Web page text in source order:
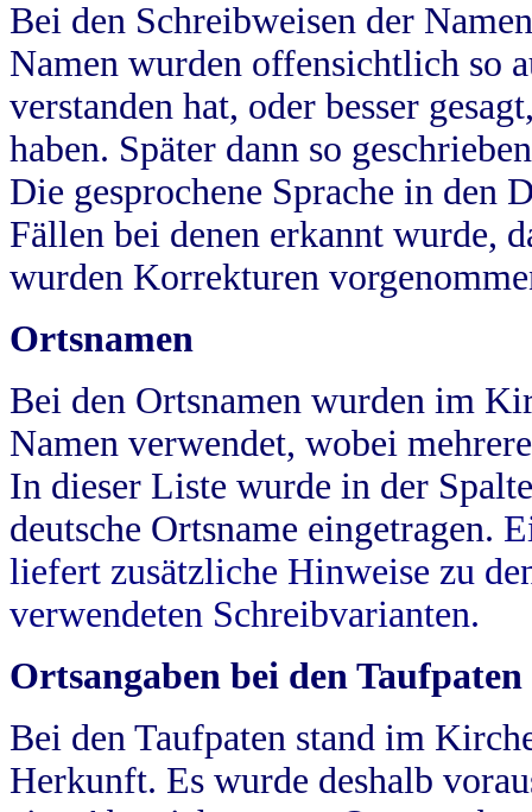
Bei den Schreibweisen der
Namen wurden offensichtlich so
verstanden hat, oder besser
haben. Später dann so
Die gesprochene Sprache in
Fällen bei denen erkannt wurde,
wurden Korrekturen
Ortsnamen
Bei den Ortsnamen wurden im
Namen verwendet, wobei
In dieser Liste wurde in der
deutsche Ortsname eingetragen.
liefert zusätzliche Hinweise zu
verwendeten Schreibvarianten.
Ortsangaben bei den Taufpaten
Bei den Taufpaten stand im
Herkunft. Es wurde deshalb